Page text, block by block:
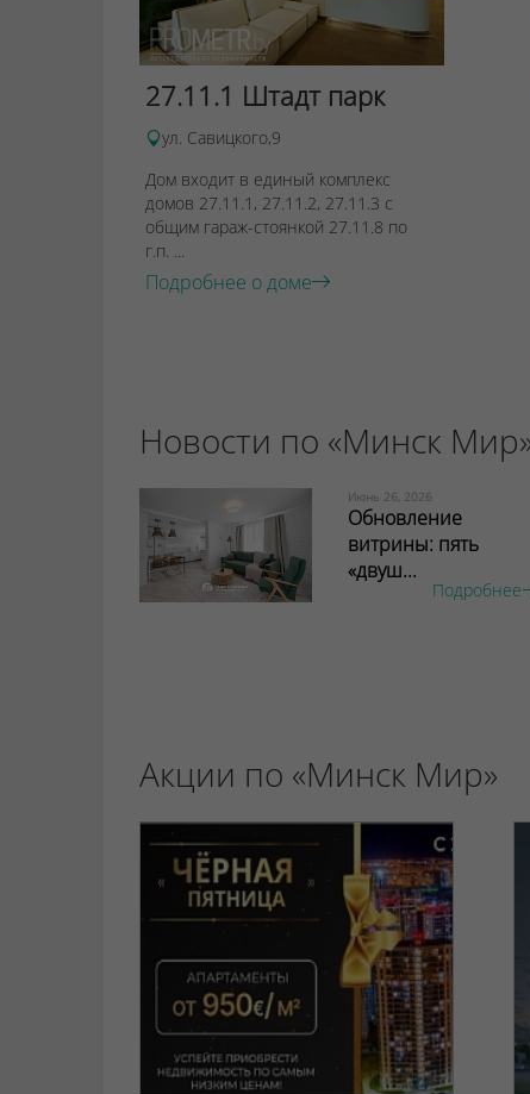
27.11.1 Штадт парк
ул. Савицкого,9
Дом входит в единый комплекс
домов 27.11.1, 27.11.2, 27.11.3 с
общим гараж-стоянкой 27.11.8 по
г.п. ...
Подробнее о доме
Новости по «Минск
Июнь 26, 2026
Обновление
витрины: пять
«двуш...
Подробнее
Акции по «Минск Мир»